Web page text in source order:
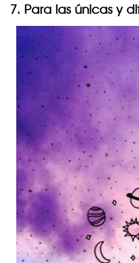
7. Para las únicas y